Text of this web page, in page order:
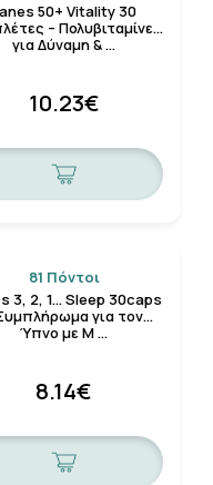
50+ Vitality 30
– Πολυβιταμίνες
για Δύναμη & …
10.23€
81 Πόντοι
3, 2, 1... Sleep 30caps
για τον
Ύπνο με Μ …
8.14€